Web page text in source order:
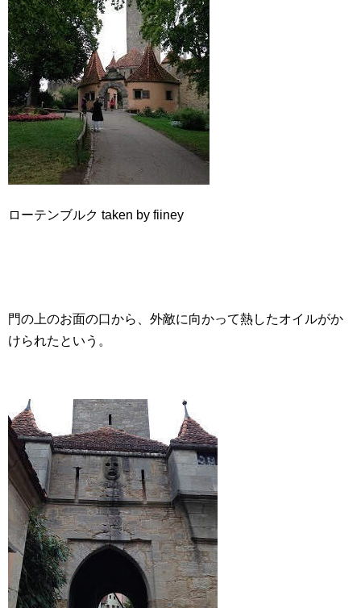
ローテンブルク taken by fiiney
門の上のお面の口から、外敵に向かって熱したオイルがか
けられたという。